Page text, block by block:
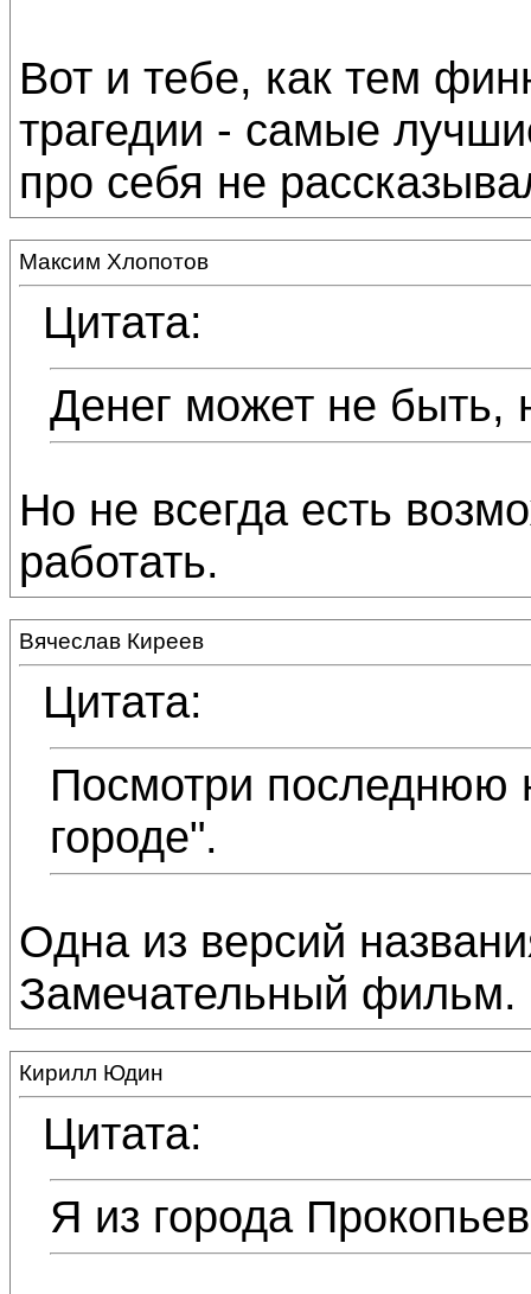
Вот и тебе, как тем
трагедии - самые
про себя не
Максим Хлопотов
Цитата:
Денег может не быть,
Но не всегда есть
работать.
Вячеслав Киреев
Цитата:
Посмотри последнюю
городе".
Одна из версий
Замечательный фильм.
Кирилл Юдин
Цитата:
Я из города